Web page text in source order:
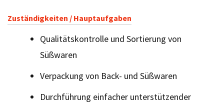
Zuständigkeiten / Hauptaufgaben
Qualitätskontrolle und Sortierung von
Süßwaren
Verpackung von Back- und Süßwaren
Durchführung einfacher unterstützender